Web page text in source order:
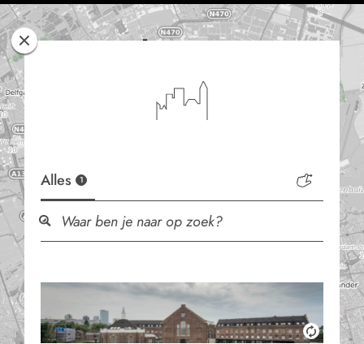
Rotterdam
Alles 1